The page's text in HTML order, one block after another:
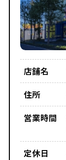
店舗名
住所
営業時間
定休日